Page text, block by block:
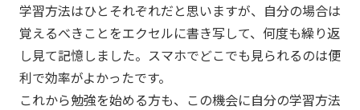
学習方法はひとそれぞれだと思いますが、自分の場合は
覚えるべきことをエクセルに書き写して、何度も繰り返
し見て記憶しました。スマホでどこでも見られるのは便
利で効率がよかったです。
これから勉強を始める方も、この機会に自分の学習方法